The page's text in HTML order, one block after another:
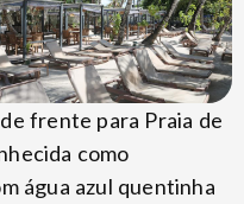
frente para Praia de
como
água azul quentinha